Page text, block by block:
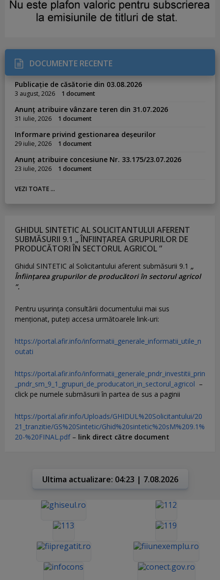
DOCUMENTE RECENTE
Publicație de căsătorie din 03.08.2026
3 august, 2026 1 document
Anunț atribuire vânzare teren din 31.07.2026
31 iulie, 2026 1 document
Informare privind gestionarea deșeurilor
29 iulie, 2026 1 document
Anunț atribuire concesiune Nr. 33.175/23.07.2026
23 iulie, 2026 1 document
VEZI TOATE ...
GHIDUL SINTETIC AL SOLICITANTULUI AFERENT
SUBMĂSURII 9.1 „ ÎNFIINȚAREA GRUPURILOR DE
PRODUCĂTORI ÎN SECTORUL AGRICOL ”
Ghidul SINTETIC al Solicitantului aferent submăsurii 9.1 „
Înființarea grupurilor de producători în sectorul agricol
”.
Pentru uşurinţa consultării documentului mai sus
menţionat, puteţi accesa următoarele link-uri:
https://portal.afir.info/informatii_generale_informatii_utile_n
outati
https://portal.afir.info/informatii_generale_pndr_investitii_prin
_pndr_sm_9_1_grupuri_de_producatori_in_sectorul_agricol –
click pe numele submăsurii în partea de sus a paginii
https://portal.afir.info/Uploads/GHIDUL%20Solicitantului/20
21_tranzitie/GS%20Sintetic/Ghid%20sintetic%20sM%209.1%
20-%20FINAL.pdf– link direct către document
Ultima actualizare: 04:23 | 7.08.2026